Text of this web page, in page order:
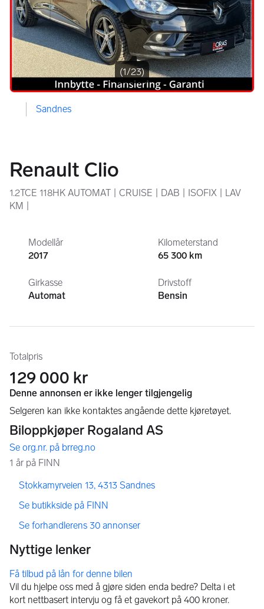
Bildegalleri
(1/23)
Sandnes
Renault Clio
1.2TCE 118HK AUTOMAT | CRUISE | DAB | ISOFIX | LAV
KM |
Modellår
2017
Kilometerstand
65 300 km
Girkasse
Automat
Drivstoff
Bensin
Totalpris
129 000 kr
,
Stokkamyrveien 13, 4313 Sandnes
Se butikkside på FINN
Se forhandlerens 30 annonser
Få tilbud på lån for denne bilen
Vil du hjelpe oss med å gjøre siden enda bedre? Delta i et
kort nettbasert intervju og få et gavekort på 400 kroner.